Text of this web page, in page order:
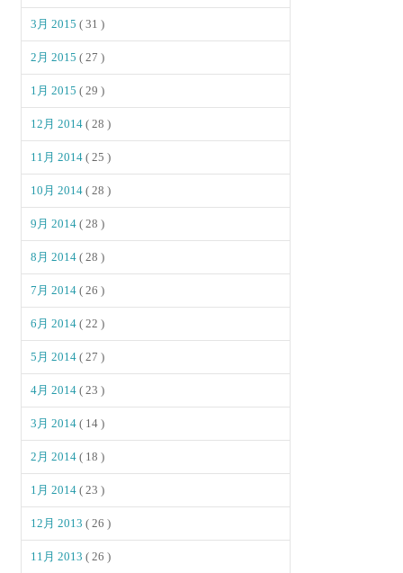
3月 2015( 31 )
2月 2015( 27 )
1月 2015( 29 )
12月 2014( 28 )
11月 2014( 25 )
10月 2014( 28 )
9月 2014( 28 )
8月 2014( 28 )
7月 2014( 26 )
6月 2014( 22 )
5月 2014( 27 )
4月 2014( 23 )
3月 2014( 14 )
2月 2014( 18 )
1月 2014( 23 )
12月 2013( 26 )
11月 2013( 26 )